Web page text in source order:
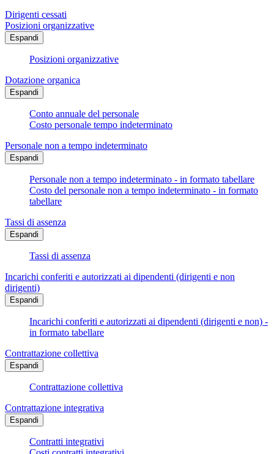
Dirigenti cessati
Posizioni organizzative
Espandi
Posizioni organizzative
Dotazione organica
Espandi
Conto annuale del personale
Costo personale tempo indeterminato
Personale non a tempo indeterminato
Espandi
Personale non a tempo indeterminato - in formato tabellare
Costo del personale non a tempo indeterminato - in formato
tabellare
Tassi di assenza
Espandi
Tassi di assenza
Incarichi conferiti e autorizzati ai dipendenti (dirigenti e non
dirigenti)
Espandi
Incarichi conferiti e autorizzati ai dipendenti (dirigenti e non) -
in formato tabellare
Contrattazione collettiva
Espandi
Contrattazione collettiva
Contrattazione integrativa
Espandi
Contratti integrativi